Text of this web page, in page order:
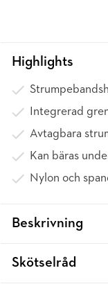
Highlights
Integrerad
Avtagbara
Kan bäras
Nylon och
Beskrivning
Skötselråd